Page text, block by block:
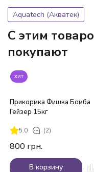
Aquatech (Акватек)
C этим
покупают
хит
Прикормка Фишка Бомба
Гейзер 15кг
5.0 (2)
800 грн.
В корзину